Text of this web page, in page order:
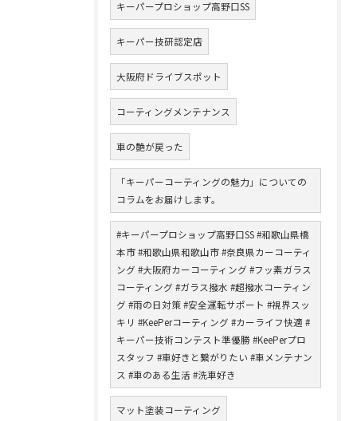
キーパープロショップ高野口SS
キーパー技研認定店
大阪府ドライブスポット
コーティングメンテナンス
車の艶が戻った
「キーパーコーティングの魅力」についての
コラムをお届けします。
#キーパープロショップ高野口SS #和歌山県橋
本市 #和歌山県和歌山市 #奈良県カーコーティ
ング #大阪府カーコーティング #フッ素ガラス
コーティング #ガラス撥水 #超撥水コーティン
グ #雨の日対策 #安全運転サポート #視界スッ
キリ #KeePerコーティング #カーライフ快適 #
キーパー技術コンテスト準優勝 #KeePerプロ
スタッフ #車好きと繋がりたい #車メンテナン
ス #車のある生活 #洗車好き
マット塗装コーティング